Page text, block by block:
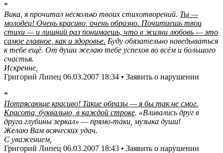
*
Вика, я прочитал несколько твоих стихотворений. Ты —
молодец! Очень красиво, очень образно. Почитаешь твои
стихи — и лишний раз понимаешь, что в жизни любовь — это
самое главное, как и здоровье. Буду обязательно наведываться
к тебе ещё. От души желаю тебе успехов во всём и большого
счастья.
Искренне,
Григорий Липец 06.03.2007 18:34 • Заявить о нарушении
*
Потрясающе красиво! Такие образы — я бы так не смог.
Красота, буквально, в каждой строке. «Вливались друг в
друга глубины зеркал» — прямо-таки, музыка души!
Желаю Вам всяческих удач.
С уважением,
Григорий Липец 06.03.2007 18:43 • Заявить о нарушении